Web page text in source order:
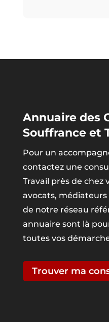
Annuaire des
Souffrance et
Pour un
contactez une
Travail près de chez
avocats, médiateurs
de notre réseau
annuaire sont là
toutes vos
Trouver ma